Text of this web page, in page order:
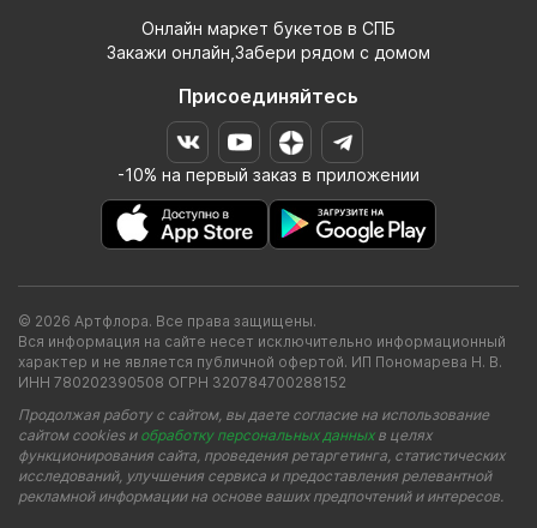
Онлайн маркет букетов в СПБ
Закажи онлайн,Забери рядом с домом
Присоединяйтесь
-10% на первый заказ в приложении
© 2026 Артфлора. Все права защищены.
Вся информация на сайте несет исключительно информационный
характер и не является публичной офертой. ИП Пономарева Н. В.
ИНН 780202390508 ОГРН 320784700288152
Продолжая работу с сайтом, вы даете согласие на использование
сайтом cookies и обработку персональных данныхв целях
функционирования сайта, проведения ретаргетинга, статистических
исследований, улучшения сервиса и предоставления релевантной
рекламной информации на основе ваших предпочтений и интересов.